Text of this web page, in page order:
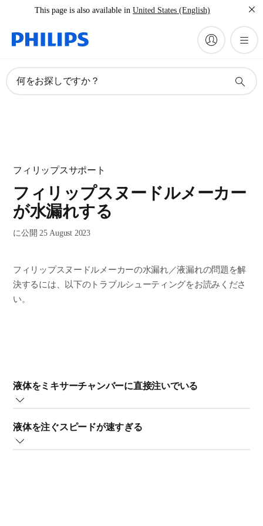
This page is also available in United States (English)
何をお探しですか？
フィリップスサポート
フィリップスヌードルメーカー
が水漏れする
に公開 25 August 2023
フィリップスヌードルメーカーの水漏れ／液漏れの問題を解
決するには、以下のトラブルシューティングをお読みくださ
い。
液体をミキサーチャンバーに直接注いでいる
の穴からゆっくりと注いでください。
重要：液体をミキサーチャンバーに直接注がないでくださ
液体を注ぐスピードが速すぎる